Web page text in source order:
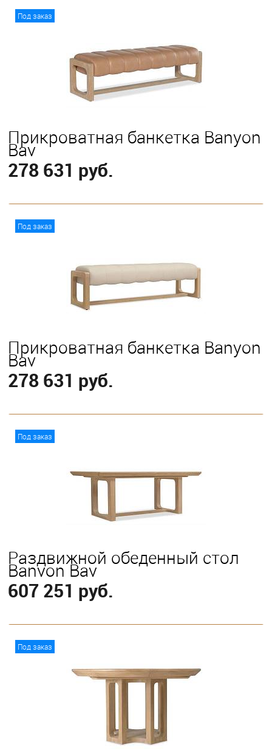
Под заказ
Прикроватная банкетка Banyon
Bay
278 631 руб.
Под заказ
Прикроватная банкетка Banyon
Bay
278 631 руб.
Под заказ
Раздвижной обеденный стол
Banyon Bay
607 251 руб.
Под заказ